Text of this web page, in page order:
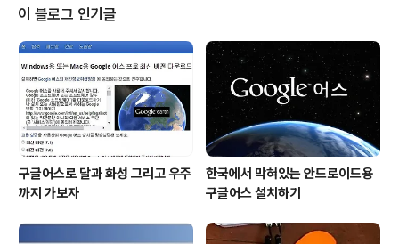
많을 겁니다. 물론 서로 다른 목적들이 블로그를 운영하는
데 녹아 있을 수도 있긴 하겠지만... 이미지 출처: www.we
baholic.co.in 제가 블로그를 운영하는 이유와 목적은 내
관심 사항들을 내가 바라보는 관점에 따라 내 방식대로 기
록함으로써 누군지 알 수 없으나 생각의 공감을 만들어 갈
수 있는 기대를 지니..
이 블로그 인기글
구글어스로 달과 화성 그리고 우주
까지 가보자
한국에서 막혀있는 안드로이드용
구글어스 설치하기